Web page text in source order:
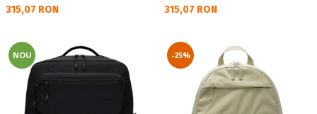
Текуща цена:
315,07 RON Текуща цена:
315,07 RON
NOU -25%